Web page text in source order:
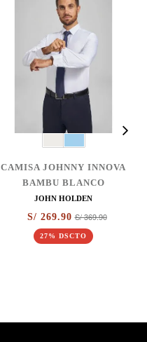
CAMISA JOHNNY INNOVA
BAMBU BLANCO
JOHN HOLDEN
S/ 269.90 S/ 369.90
27% DSCTO